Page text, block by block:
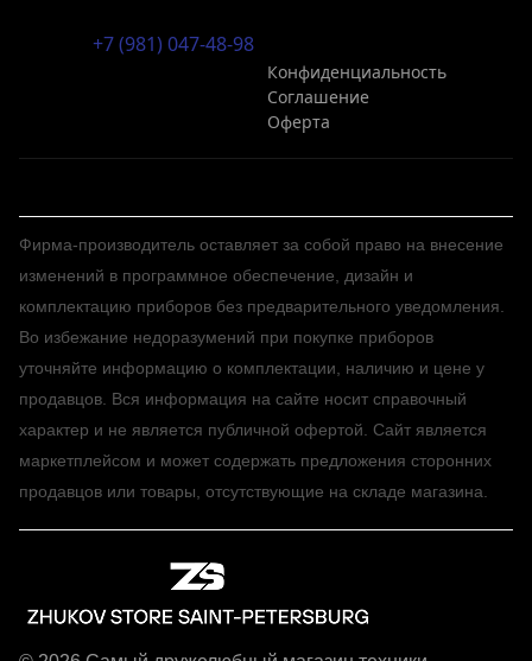
+7 (981) 047-48-98
Конфиденциальность
Соглашение
Оферта
Фирма-производитель оставляет за собой право на внесение
изменений в программное обеспечение, дизайн и
комплектацию приборов без предварительного уведомления.
Во избежание недоразумений при покупке приборов
уточняйте информацию о комплектации, наличию и цене у
продавцов. Вся информация на сайте носит справочный
характер и не является публичной офертой. Сайт является
маркетплейсом и может содержать предложения сторонних
продавцов или товары, отсутствующие на складе магазина.